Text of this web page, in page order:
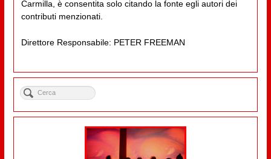
Carmilla, è consentita solo citando la fonte egli autori dei
contributi menzionati.
Direttore Responsabile: PETER FREEMAN